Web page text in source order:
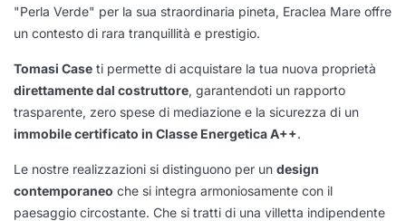
"Perla Verde" per la sua straordinaria pineta, Eraclea Mare offre
un contesto di rara tranquillità e prestigio.
Tomasi Case ti permette di acquistare la tua nuova proprietà
direttamente dal costruttore, garantendoti un rapporto
trasparente, zero spese di mediazione e la sicurezza di un
immobile certificato in Classe Energetica A++.
Le nostre realizzazioni si distinguono per un design
contemporaneo che si integra armoniosamente con il
paesaggio circostante. Che si tratti di una villetta indipendente